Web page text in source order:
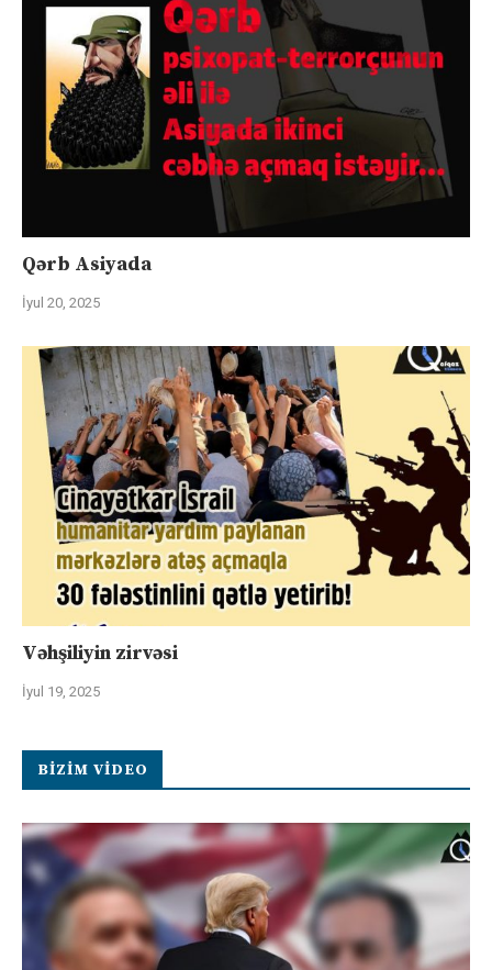
Qərb Asiyada
İyul 20, 2025
Vəhşiliyin zirvəsi
İyul 19, 2025
BIZIM VIDEO